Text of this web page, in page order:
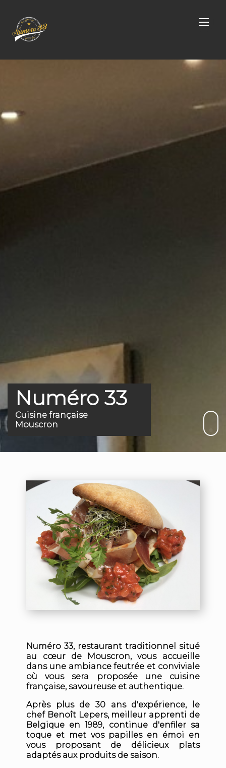
PHOTOS
Numéro 33
Cuisine française
Mouscron
Numéro 33, restaurant traditionnel situé
au cœur de Mouscron, vous accueille
dans une ambiance feutrée et conviviale
où vous sera proposée une cuisine
française, savoureuse et authentique.
Après plus de 30 ans d'expérience, le
chef Benoît Lepers, meilleur apprenti de
Belgique en 1989, continue d'enfiler sa
toque et met vos papilles en émoi en
vous proposant de délicieux plats
adaptés aux produits de saison.